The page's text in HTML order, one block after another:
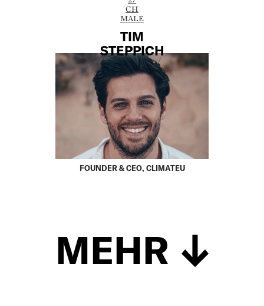
CH
MALE
TIM
STEPPICH
FOUNDER & CEO, CLIMATEU
MEHR